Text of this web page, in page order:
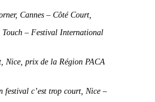
Cannes – Côté Court,
– Festival International
Nice, prix de la Région PACA
c’est trop court, Nice –